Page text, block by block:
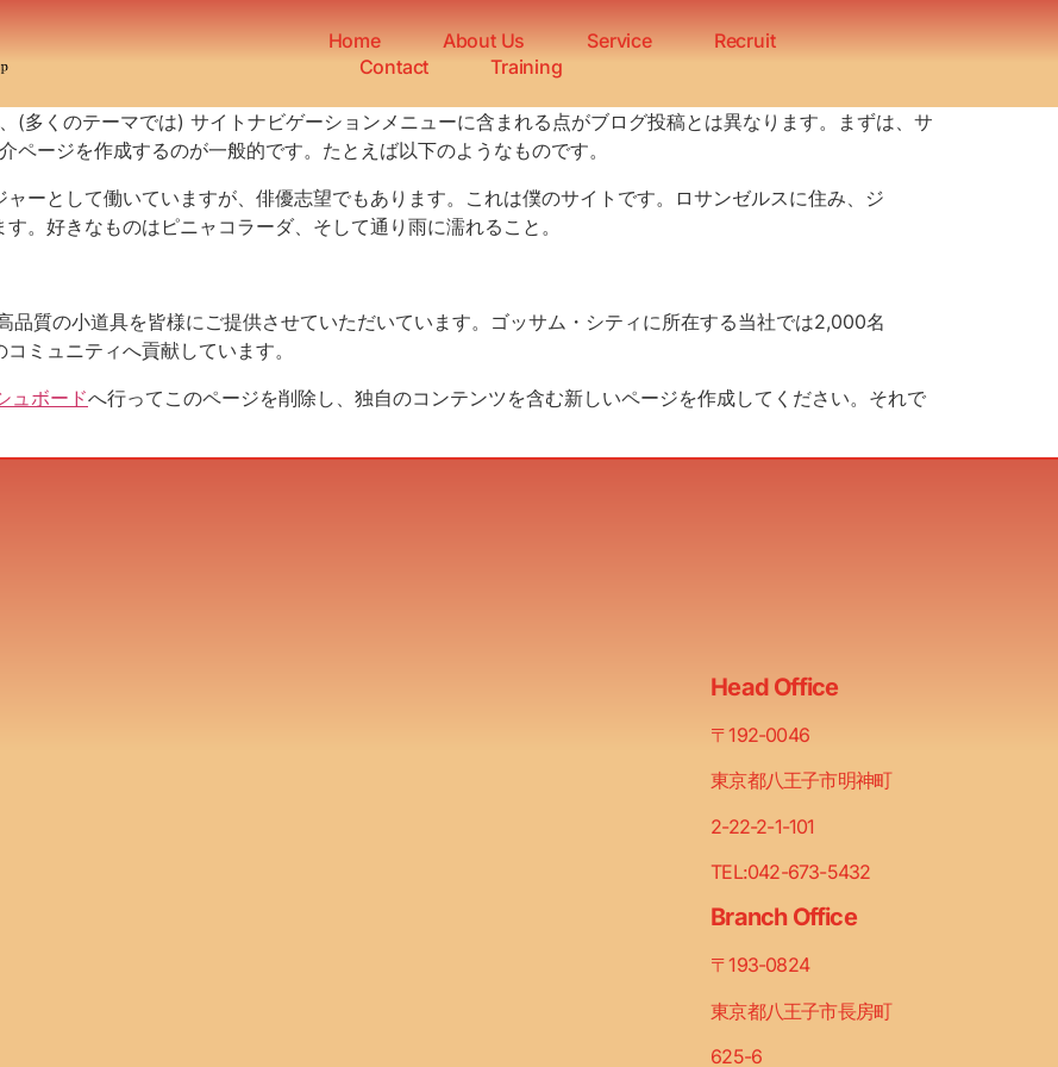
Home About Us Service
Recruit
Contact
Training
(多くのテーマでは) サイトナビゲーションメニューに含まれる点がブログ投稿とは異なります。まずは、サ
ージを作成するのが一般的です。たとえば以下のようなものです。
ーとして働いていますが、俳優志望でもあります。これは僕のサイトです。ロサンゼルスに住み、ジ
。好きなものはピニャコラーダ、そして通り雨に濡れること。
品質の小道具を皆様にご提供させていただいています。ゴッサム・シティに所在する当社では2,000名
ミュニティへ貢献しています。
ュボードへ行ってこのページを削除し、独自のコンテンツを含む新しいページを作成してください。それで
Head Office
〒192-0046
東京都八王子市明神町
2-22-2-1-101
TEL:042-673-5432
Branch Office
〒193-0824
東京都八王子市長房町
625-6